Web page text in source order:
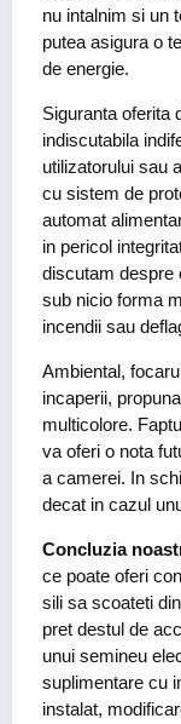
nu intalnim si un
putea asigura o
de energie.
Siguranta oferita
indiscutabila
utilizatorului sau
cu sistem de
automat
in pericol
discutam despre
sub nicio forma
incendii sau
Ambiental,
incaperii,
multicolore.
va oferi o nota
a camerei. In
decat in cazul
Concluzia
ce poate oferi
sili sa scoateti
pret destul de
unui semineu
suplimentare cu
instalat,